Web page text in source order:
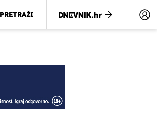
PRETRAŽI